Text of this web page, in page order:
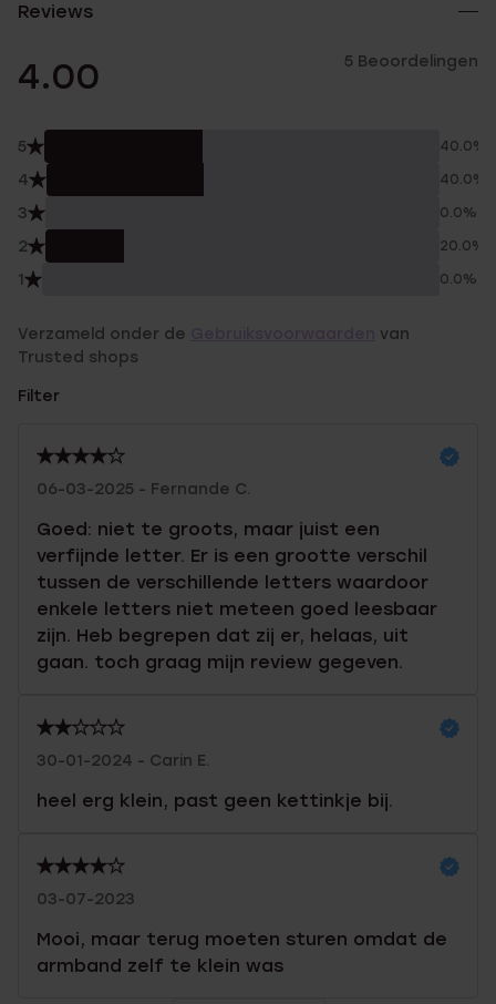
Reviews
4.00 5 Beoordelingen
5 40.0%
4 40.0%
3 0.0%
2 20.0%
1 0.0%
Verzameld onder de
van
Trusted shops
Filter
06-03-2025 - Fernande C.
Goed: niet te groots, maar juist een
verfijnde letter. Er is een grootte verschil
tussen de verschillende letters waardoor
enkele letters niet meteen goed leesbaar
zijn. Heb begrepen dat zij er, helaas, uit
gaan. toch graag mijn review gegeven.
30-01-2024 - Carin E.
heel erg klein, past geen kettinkje bij.
03-07-2023
Mooi, maar terug moeten sturen omdat de
armband zelf te klein was